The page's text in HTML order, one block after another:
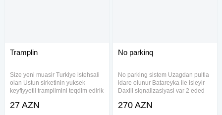
Tramplin
Size yeni muasir Turkiye istehsali
olan Ustun sirketinin yuksek
keyfiyyetli tramplimini teqdim edirik
#tramplin#tranplin#suret#suret
27 AZN
No parkinq
No parking sistem Uzagdan pultla
idare olunur Batareyka ile isleyir
Daxili siqnalizasiyasi var 2 eded
No parking, parkinq sistem,
270 AZN